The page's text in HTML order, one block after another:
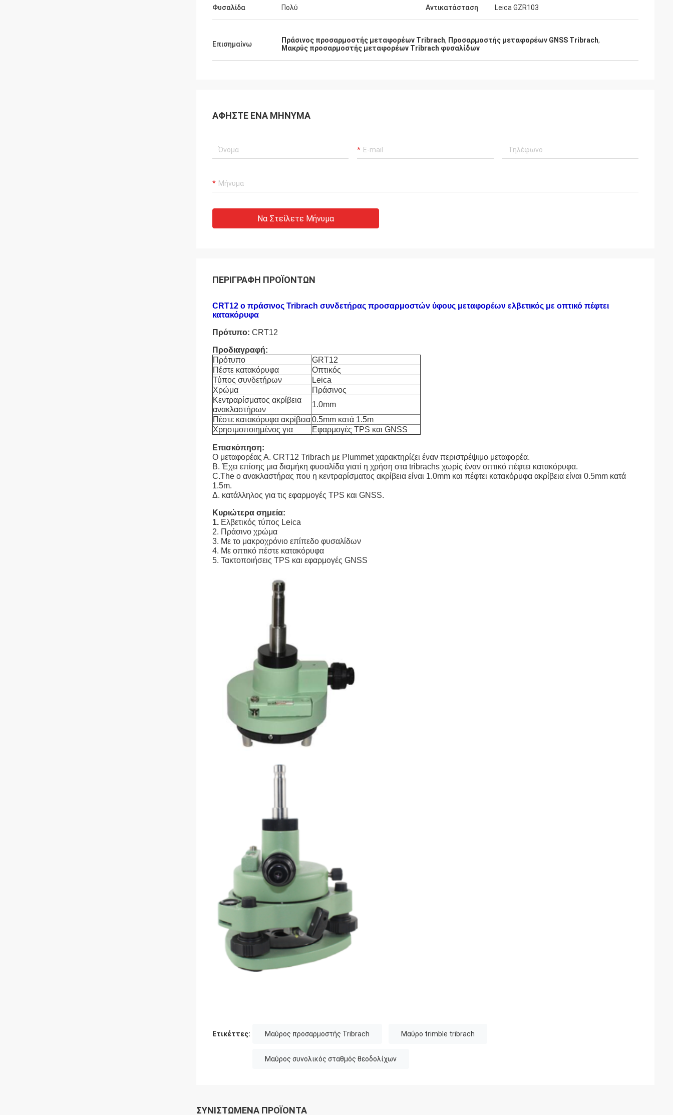
Φυσαλίδα Πολύ Αντικατάσταση Leica GZR103
Επισημαίνω Πράσινος προσαρμοστής μεταφορέων Tribrach, Προσαρμοστής μεταφορέων GNSS Tribrach,
Μακρύς προσαρμοστής μεταφορέων Tribrach φυσαλίδων
ΑΦΉΣΤΕ ΈΝΑ ΜΉΝΥΜΑ
Να Στείλετε Μήνυμα
ΠΕΡΙΓΡΑΦΉ ΠΡΟΪΌΝΤΩΝ
CRT12 ο πράσινος Tribrach συνδετήρας προσαρμοστών ύφους μεταφορέων ελβετικός με οπτικό πέφτει
κατακόρυφα
Πρότυπο: CRT12
Προδιαγραφή:
Πρότυπο
GRT12
Πέστε κατακόρυφα
Οπτικός
Τύπος συνδετήρων
Leica
Χρώμα
Πράσινος
Κεντραρίσματος ακρίβεια
ανακλαστήρων
1.0mm
Πέστε κατακόρυφα ακρίβεια0.5mm κατά 1.5m
Χρησιμοποιημένος για
Εφαρμογές TPS και GNSS
Επισκόπηση:
Ο μεταφορέας Α. CRT12 Tribrach με Plummet χαρακτηρίζει έναν περιστρέψιμο μεταφορέα.
Β. Έχει επίσης μια διαμήκη φυσαλίδα γιατί η χρήση στα tribrachs χωρίς έναν οπτικό πέφτει κατακόρυφα.
C.The ο ανακλαστήρας που η κεντραρίσματος ακρίβεια είναι 1.0mm και πέφτει κατακόρυφα ακρίβεια είναι 0.5mm κατά
1.5m.
Δ. κατάλληλος για τις εφαρμογές TPS και GNSS.
Κυριώτερα σημεία:
1. Ελβετικός τύπος Leica
2. Πράσινο χρώμα
3. Με το μακροχρόνιο επίπεδο φυσαλίδων
4. Με οπτικό πέστε κατακόρυφα
5. Τακτοποιήσεις TPS και εφαρμογές GNSS
Ετικέττες: Μαύρος προσαρμοστής Tribrach Μαύρο trimble tribrach
Μαύρος συνολικός σταθμός θεοδολίχων
ΣΥΝΙΣΤΏΜΕΝΑ ΠΡΟΪΌΝΤΑ